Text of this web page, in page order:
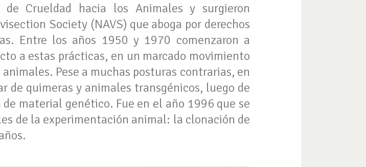
Crueldad hacia los Animales y surgieron
Society (NAVS) que aboga por derechos
Entre los años 1950 y 1970 comenzaron a
a estas prácticas, en un marcado movimiento
Pese a muchas posturas contrarias, en
de quimeras y animales transgénicos, luego de
material genético. Fue en el año 1996 que se
de la experimentación animal: la clonación de